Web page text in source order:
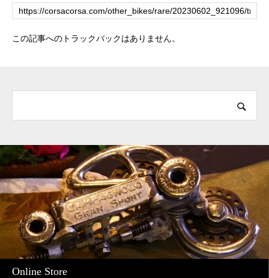
この記事へのトラックバックはありません。
Online Store